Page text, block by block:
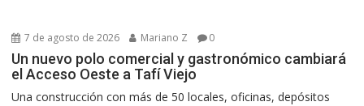
7 de agosto de 2026 Mariano Z 0
Un nuevo polo comercial y gastronómico cambiará
el Acceso Oeste a Tafí Viejo
Una construcción con más de 50 locales, oficinas, depósitos